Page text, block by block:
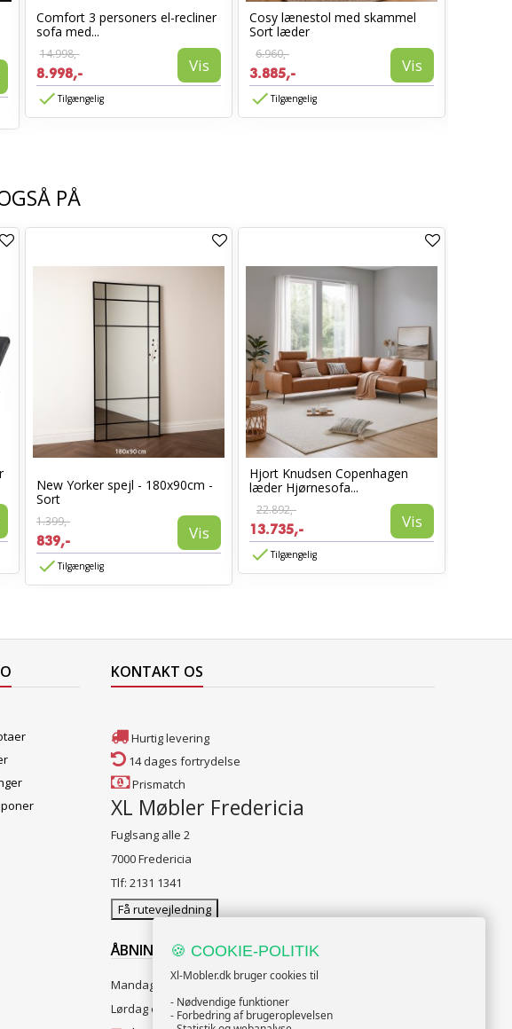
Comfort 3 personers el-recliner
sofa med...
14.998,-
8.998,- Vis
Tilgængelig
Cosy lænestol med skammel
Sort læder
6.960,-
3.885,- Vis
Tilgængelig
PÅ
New Yorker spejl - 180x90cm -
Sort
1.399,-
839,- Vis
Tilgængelig
Hjort Knudsen Copenhagen
læder Hjørnesofa...
22.892,-
13.735,- Vis
Tilgængelig
KONTAKT OS
Hurtig levering
14 dages fortrydelse
Prismatch
XL Møbler Fredericia
Fuglsang alle 2
7000 Fredericia
Tlf: 2131 1341
Få rutevejledning
ÅBNINGSTIDER:
Mandag til Fredag 10:00 til 18:00
Lørdag og Søndag 10:00 til 16:00
🍪 COOKIE-POLITIK
Xl-Mobler.dk bruger cookies til
- Nødvendige funktioner
- Forbedring af brugeroplevelsen